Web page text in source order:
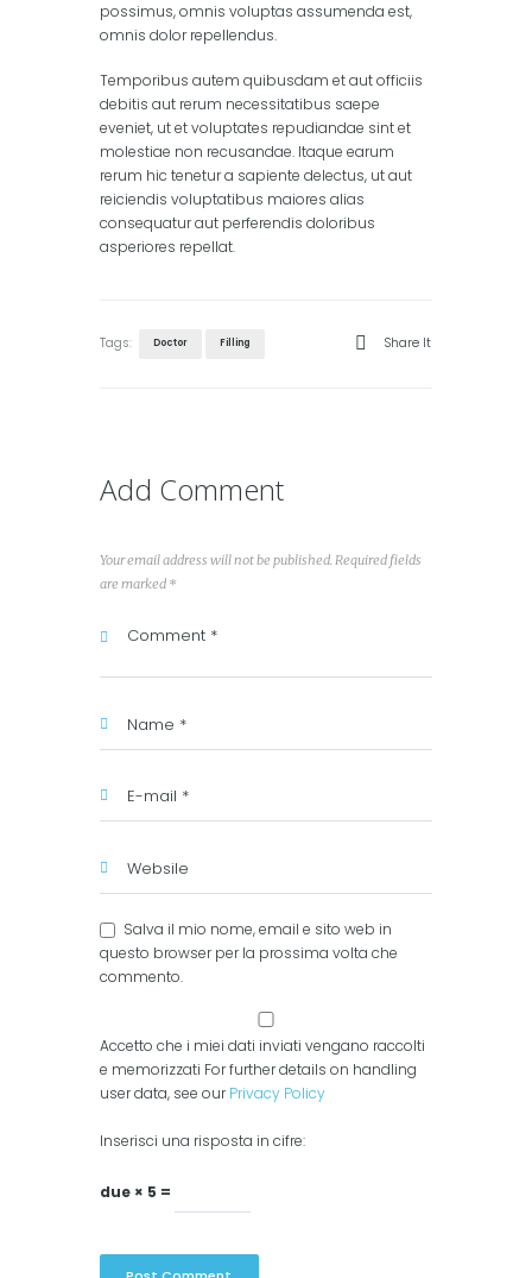
possimus, omnis voluptas assumenda est,
omnis dolor repellendus.
Temporibus autem quibusdam et aut officiis
debitis aut rerum necessitatibus saepe
eveniet, ut et voluptates repudiandae sint et
molestiae non recusandae. Itaque earum
rerum hic tenetur a sapiente delectus, ut aut
reiciendis voluptatibus maiores alias
consequatur aut perferendis doloribus
asperiores repellat.
Tags: Doctor Filling Share It
Add Comment
Your email address will not be published. Required fields
are marked *
Salva il mio nome, email e sito web in
questo browser per la prossima volta che
commento.
Accetto che i miei dati inviati vengano raccolti
e memorizzati For further details on handling
user data, see ourPrivacy Policy
Inserisci una risposta in cifre:
due × 5 =